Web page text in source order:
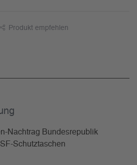
Produkt empfehlen
Nachtrag Bundesrepublik
Schutztaschen